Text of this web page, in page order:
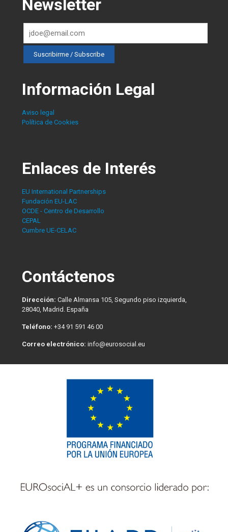
Newsletter
Información Legal
Aviso legal
Política de Cookies
Enlaces de Interés
EU International Partnerships
Fundación EU-LAC
OCDE - Centro de Desarrollo
CEPAL
Cumbre UE-CELAC
Contáctenos
Dirección: Calle Almansa 105, Segundo piso izquierda,
28040, Madrid. España
Teléfono: +34 91 591 46 00
Correo electrónico: info@eurosocial.eu